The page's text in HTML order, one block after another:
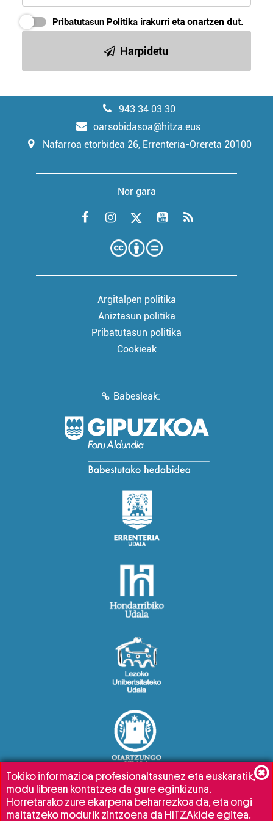
Pribatutasun Politika irakurri eta onartzen dut.
Harpidetu
943 34 03 30
oarsobidasoa@hitza.eus
Nafarroa etorbidea 26, Errenteria-Orereta 20100
Nor gara
Argitalpen politika
Aniztasun politika
Pribatutasun politika
Cookieak
Babesleak:
Tokiko informazioa profesionaltasunez eta euskaratik,
modu librean kontatzea da gure eginkizuna.
Horretarako zure ekarpena beharrezkoa da, eta ongi
maitatzeko modurik zintzoena da HITZAkide egitea.